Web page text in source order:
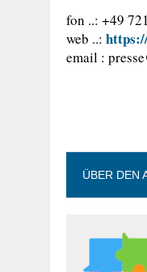
fon ..: +49
web ..:
email :
ÜBER DEN